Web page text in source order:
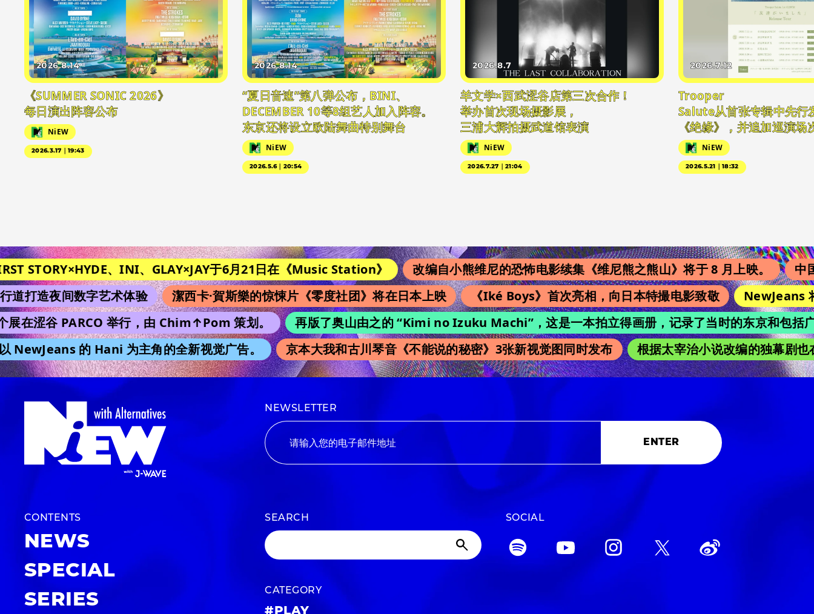
2026.8.14
《SUMMER SONIC 2026》
每日演出阵容公布
NiEW
2026.3.17｜19:43
2026.8.14
“夏日音速”第八弹公布，BINI、
DECEMBER 10等8组艺人加入阵容。
东京还将设立欧陆舞曲特别舞台
NiEW
2026.5.6｜20:54
2026.8.7
羊文学×西武涩谷店第三次合作！
举办首次现场摄影展，
三浦大辉拍摄武道馆表演
NiEW
2026.7.27｜21:04
2026.7.12
Trooper
Salute从首张专辑中先行
《绝缘》，并追加巡演场
NiEW
2026.5.21｜18:32
、INI、GLAY×JAY于6月21日在《Music Station》 改编自小熊维尼的恐怖电影续集《维尼熊之熊山》将于 8 月上映。
中国
打造夜间数字艺术体验
潔西卡·賀斯樂的惊悚片《零度社团》将在日本上映 《Iké Boys》首次亮相，向日本特撮电影致敬
NewJeans 将
涩谷 PARCO 举行，由 Chim↑Pom 策划。
再版了奥山由之的 “Kimi no Izuku Machi”，这是一本拍立得画册，记录了当时的东京和包括广
的 Hani 为主角的全新视觉广告。
京本大我和古川琴音《不能说的秘密》3张新视觉图同时发布 根据太宰治小说改编的独幕剧也
NEWSLETTER
ENTER
CONTENTS
NEWS
SPECIAL
SERIES
SEARCH
CATEGORY
#PLAY
SOCIAL